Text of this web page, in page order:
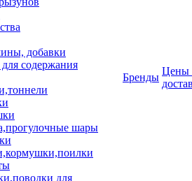
добавки
содержания
шары
для
Бренды
Цены